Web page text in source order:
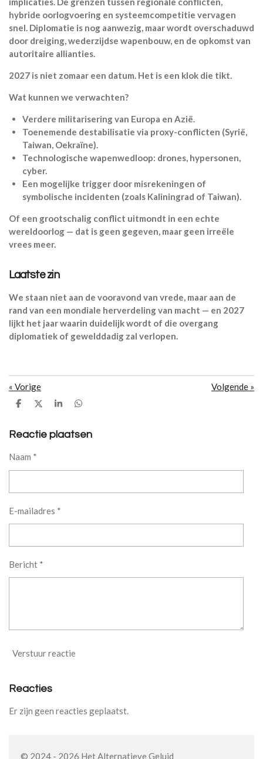
hybride oorlogvoering en systeemcompetitie vervagen
snel. Diplomatie is nog aanwezig, maar wordt overschaduwd
door dreiging, wederzijdse wapenbouw, en de opkomst van
autoritaire allianties.
2027 is niet zomaar een datum. Het is een klok die tikt.
Wat kunnen we verwachten?
Verdere militarisering van Europa en Azië.
Toenemende destabilisatie via proxy-conflicten (Syrië,
Taiwan, Oekraïne).
Technologische wapenwedloop: drones, hypersonen,
cyber.
Een mogelijke trigger door misrekeningen of
symbolische incidenten (zoals Kaliningrad of Taiwan).
Of een grootschalig conflict uitmondt in een echte
wereldoorlog — dat is geen gegeven, maar geen irreële
vrees meer.
Laatste zin
We staan niet aan de vooravond van vrede, maar aan de
rand van een mondiale herverdeling van macht — en 2027
lijkt het jaar waarin duidelijk wordt of die overgang
diplomatiek of gewelddadig zal verlopen.
« Vorige Volgende »
D
e
D
l
S
r
D
e
Reactie plaatsen
Naam *
E-mailadres *
Bericht *
Verstuur reactie
Reacties
Er zijn geen reacties geplaatst.
© 2024 - 2026 Het Alternatieve Geluid